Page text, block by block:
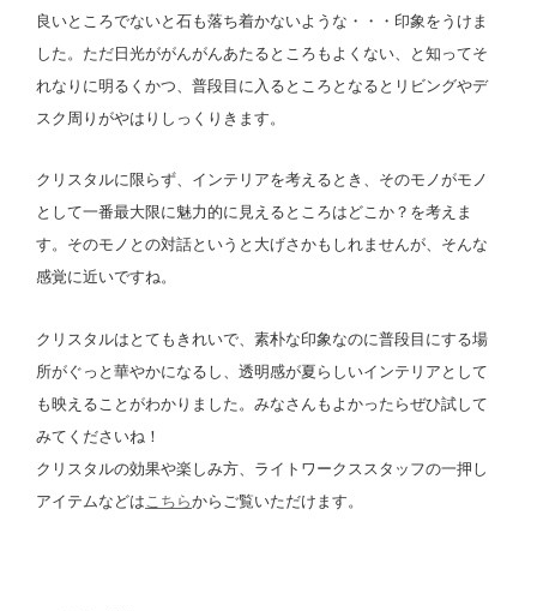
良いところでないと石も落ち着かないような・・・印象をうけま
した。ただ日光ががんがんあたるところもよくない、と知ってそ
れなりに明るくかつ、普段目に入るところとなるとリビングやデ
スク周りがやはりしっくりきます。
クリスタルに限らず、インテリアを考えるとき、そのモノがモノ
として一番最大限に魅力的に見えるところはどこか？を考えま
す。そのモノとの対話というと大げさかもしれませんが、そんな
感覚に近いですね。
クリスタルはとてもきれいで、素朴な印象なのに普段目にする場
所がぐっと華やかになるし、透明感が夏らしいインテリアとして
も映えることがわかりました。みなさんもよかったらぜひ試して
みてくださいね！
クリスタルの効果や楽しみ方、ライトワークススタッフの一押し
アイテムなどはこちらからご覧いただけます。